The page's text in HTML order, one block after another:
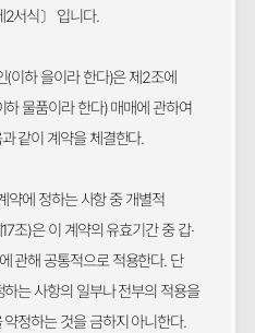
2서식〕 입니다.
(이하 을이라 한다)은 제2조에
하 물품이라 한다) 매매에 관하여
같이 계약을 체결한다.
약에 정하는 사항 중 개별적
조)은 이 계약의 유효기간 중 갑·
관해 공통적으로 적용한다. 단
는 사항의 일부나 전부의 적용을
정하는 것을 금하지 아니한다.